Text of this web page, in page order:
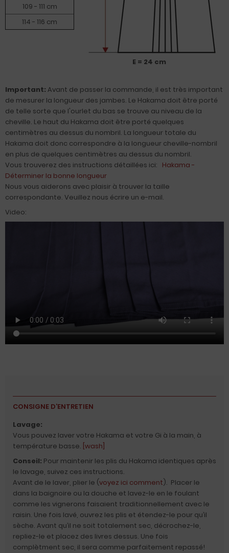
109 - 111 cm
114 - 116 cm
E = 24 cm
Important: Avant de passer la commande, il est très important
de mesurer la longueur des jambes. Le Hakama doit être porté
de telle sorte que l'ourlet du bas se trouve au niveau de la
cheville. Le haut du Hakama doit être porté quelques
centimètres au dessus du nombril. La longueur totale du
Hakama doit donc correspondre à la longueur cheville-nombril
en plus de quelques centimètres au dessus du nombril.
Vous trouverez des instructions détaillées ici: Hakama -
Déterminer la bonne longueur
Nous vous aiderons avec plaisir à trouver la taille
correspondante. Veuillez nous écrire un e-mail.
Video:
CONSIGNE D’ENTRETIEN
Lavage:
Vous pouvez laver votre Hakama et votre Gi à la main, à
température basse. [wash]
Conseil: Pour maintenir les plis du Hakama identiques après
le lavage, suivez ces instructions.
Avant de le laver, plier le (voyez ici comment). Placer le
dans la baignoire ou la douche et lavez-le en le foulant
comme les vignerons faisaient traditionnellement avec le
raisin. Une fois lavé, ouvrez les plis et étendez-le pour qu’il
sèche. Avant qu’il ne soit totalement sec, décrochez-le,
repliez-le et placez des livres dessus. Une fois
complètment sec, il sera comme parfaitement repassé!